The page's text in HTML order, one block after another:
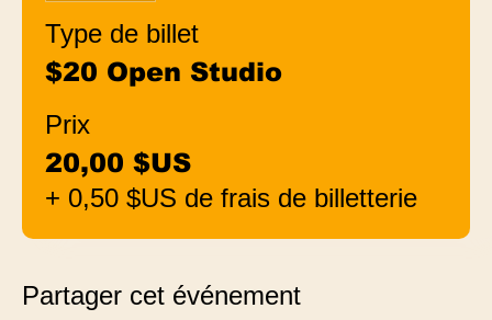
Type de billet
$20 Open Studio
Prix
20,00 $US
+ 0,50 $US de frais de billetterie
Partager cet événement